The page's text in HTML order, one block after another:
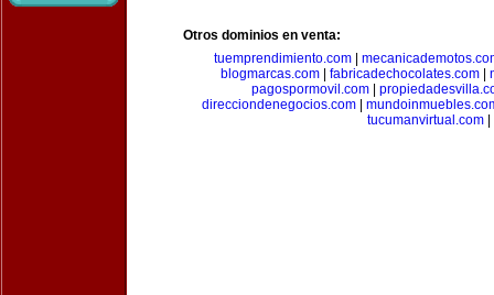
Otros dominios en venta:
tuemprendimiento.com
blogmarcas.com
fabricadechocolates.com
pagospormovil.com
direcciondenegocios.com
tucumanvirtual.com